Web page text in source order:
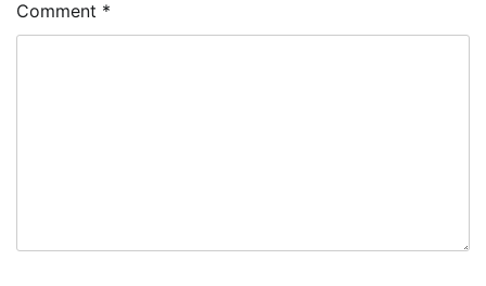
Comment *